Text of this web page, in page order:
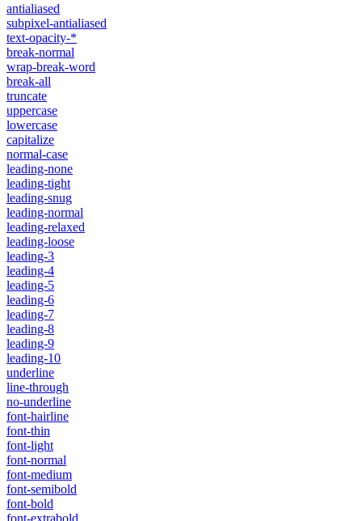
antialiased
subpixel-antialiased
text-opacity-*
break-normal
wrap-break-word
break-all
truncate
uppercase
lowercase
capitalize
normal-case
leading-none
leading-tight
leading-snug
leading-normal
leading-relaxed
leading-loose
leading-3
leading-4
leading-5
leading-6
leading-7
leading-8
leading-9
leading-10
underline
line-through
no-underline
font-hairline
font-thin
font-light
font-normal
font-medium
font-semibold
font-bold
font-extrabold